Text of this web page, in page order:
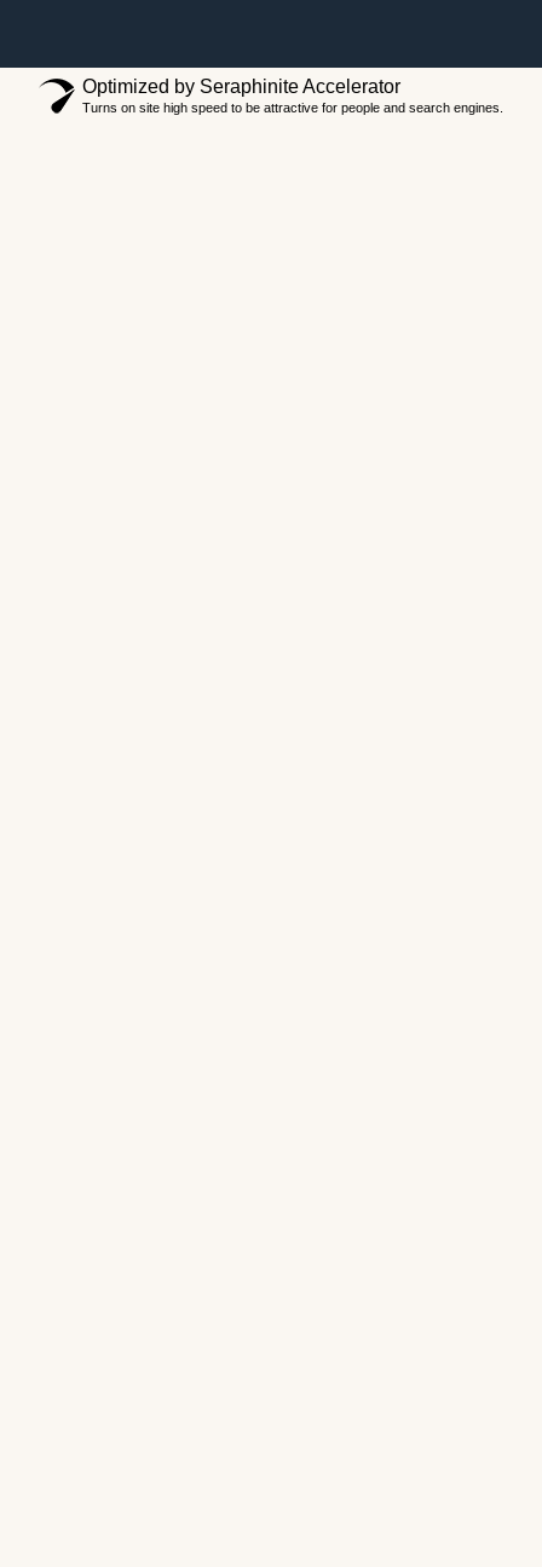
Optimized by Seraphinite Accelerator
Turns on site high speed to be attractive for people and search engines.